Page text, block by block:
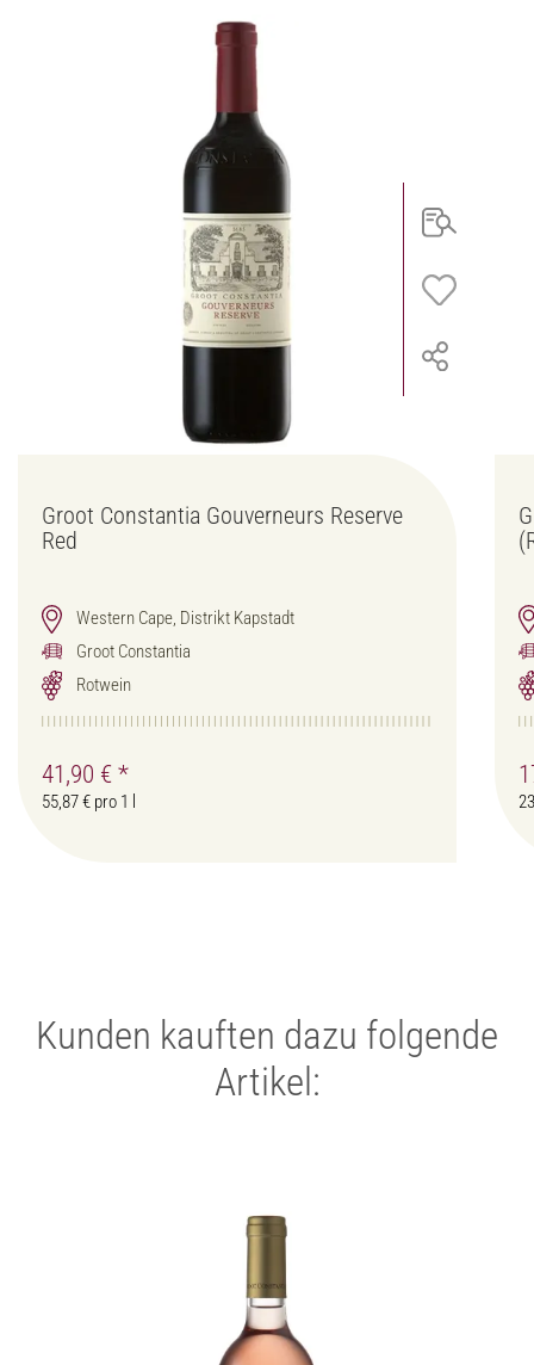
Groot Constantia Gouverneurs Reserve
Red
Western Cape, Distrikt Kapstadt
Groot Constantia
Rotwein
41,90 € *
55,87 € pro 1 l
Kunden kauften dazu folgende
Artikel: